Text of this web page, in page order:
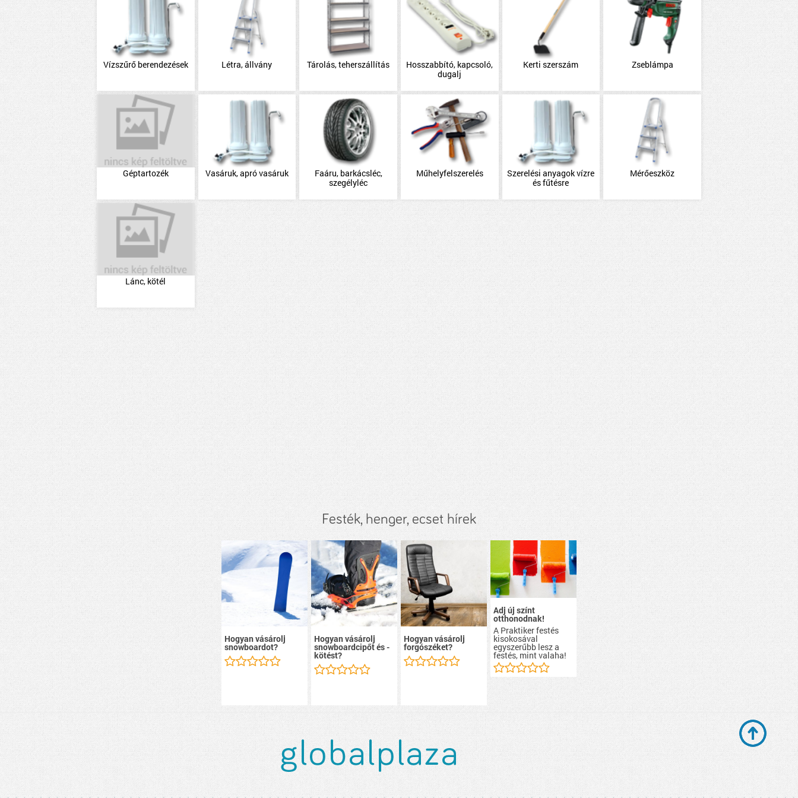
Vízszűrő berendezések Létra, állvány Tárolás, teherszállítás
Hosszabbító, kapcsoló,
dugalj
Kerti szerszám Zseblámpa
Géptartozék Vasáruk, apró vasáruk
Faáru, barkácsléc,
szegélyléc
Műhelyfelszerelés
Szerelési anyagok vízre
és fűtésre
Mérőeszköz
Lánc, kötél
Festék, henger, ecset hírek
Hogyan vásárolj
snowboardot?
Hogyan vásárolj
snowboardcipőt és -
kötést?
Hogyan vásárolj
forgószéket?
Adj új színt
otthonodnak!
A Praktiker festés
kisokosával
egyszerűbb lesz a
festés, mint valaha!